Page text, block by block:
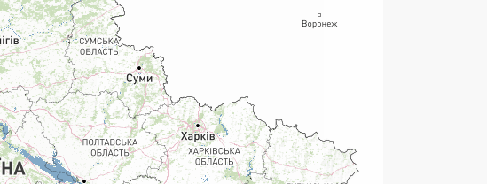
Термінові перекази
Перекази
Комунальні та інші платежі